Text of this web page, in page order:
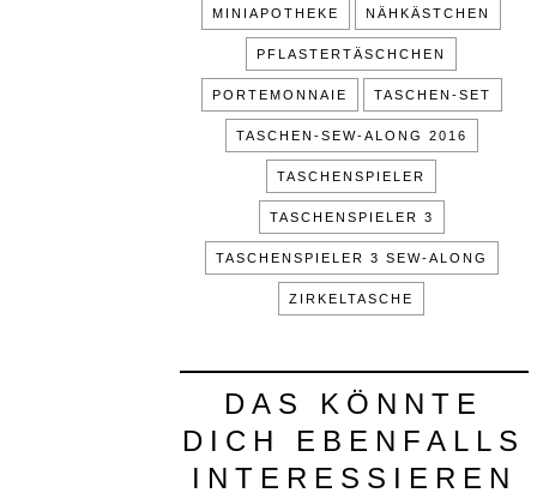
MINIAPOTHEKE NÄHKÄSTCHEN
PFLASTERTÄSCHCHEN
PORTEMONNAIE TASCHEN-SET
TASCHEN-SEW-ALONG 2016
TASCHENSPIELER
TASCHENSPIELER 3
TASCHENSPIELER 3 SEW-ALONG
ZIRKELTASCHE
DAS KÖNNTE
DICH EBENFALLS
INTERESSIEREN